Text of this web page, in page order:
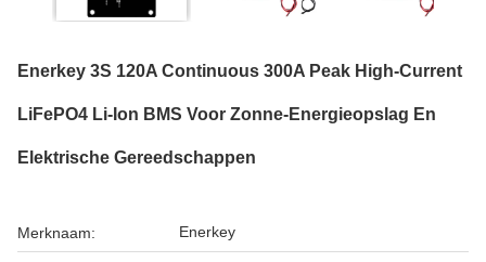
Enerkey 3S 120A Continuous 300A Peak High-Current
LiFePO4 Li-Ion BMS Voor Zonne-Energieopslag En
Elektrische Gereedschappen
Merknaam: Enerkey